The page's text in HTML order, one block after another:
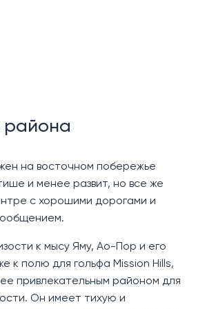
или фермерских домов,
похвастаться четырьмя
спальнями, главная спальня с
комнатой. Эта планировка
для тех, кто ценит простоту
и все это в пределах
сообщества.
имеют привилегию
коммунальных удобств, включая
района
на восточном побережье
и менее развит, но все же
с хорошими дорогами и
к мысу Яму, Ао-Пор и его
к полю для гольфа Mission Hills,
привлекательным районом для
Он имеет тихую и